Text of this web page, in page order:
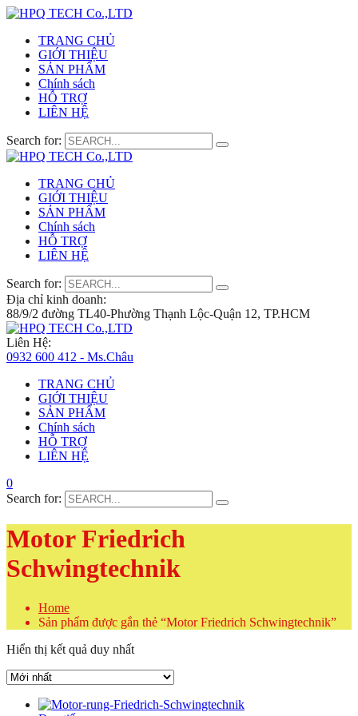
TRANG CHỦ
GIỚI THIỆU
SẢN PHẨM
Chính sách
HỖ TRỢ
LIÊN HỆ
Search for:
TRANG CHỦ
GIỚI THIỆU
SẢN PHẨM
Chính sách
HỖ TRỢ
LIÊN HỆ
Search for:
Địa chỉ kinh doanh:
88/9/2 đường TL40-Phường Thạnh Lộc-Quận 12, TP.HCM
Liên Hệ:
0932 600 412 - Ms.Châu
TRANG CHỦ
GIỚI THIỆU
SẢN PHẨM
Chính sách
HỖ TRỢ
LIÊN HỆ
0
Search for:
Motor Friedrich
Schwingtechnik
Home
Sản phẩm được gắn thẻ “Motor Friedrich Schwingtechnik”
Hiển thị kết quả duy nhất